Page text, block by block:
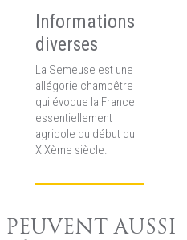
Informations
diverses
La Semeuse est une
allégorie champêtre
qui évoque la France
essentiellement
agricole du début du
XIXème siècle.
AUSSI